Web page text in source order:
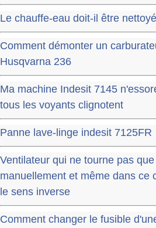
Le chauffe-eau doit-il être
Comment démonter un
Husqvarna 236
Ma machine Indesit 7145
tous les voyants clignotent
Panne lave-linge indesit 7125FR
Ventilateur qui ne tourne pas
manuellement et même dans ce
le sens inverse
Comment changer le fusible